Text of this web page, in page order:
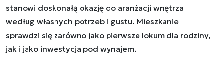
stanowi doskonałą okazję do aranżacji wnętrza
według własnych potrzeb i gustu. Mieszkanie
sprawdzi się zarówno jako pierwsze lokum dla rodziny,
jak i jako inwestycja pod wynajem.